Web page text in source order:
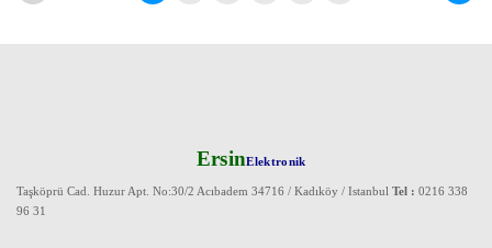
ErsinElektronik
Taşköprü Cad. Huzur Apt. No:30/2 Acıbadem 34716 / Kadıköy / Istanbul Tel : 0216 338
96 31